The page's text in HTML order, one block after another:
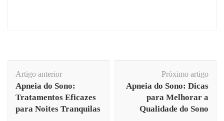
de
post
Artigo anterior
Apneia do Sono:
Tratamentos Eficazes
para Noites Tranquilas
Próximo artigo
Apneia do Sono: Dicas
para Melhorar a
Qualidade do Sono